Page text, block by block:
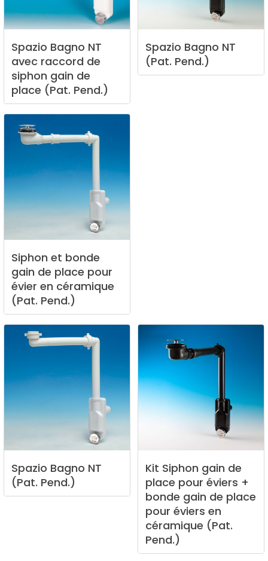
Spazio Bagno NT
avec raccord de
siphon gain de
place (Pat. Pend.)
Spazio Bagno NT
(Pat. Pend.)
Siphon et bonde
gain de place pour
évier en céramique
(Pat. Pend.)
Spazio Bagno NT
(Pat. Pend.)
Kit Siphon gain de
place pour éviers +
bonde gain de place
pour éviers en
céramique (Pat.
Pend.)